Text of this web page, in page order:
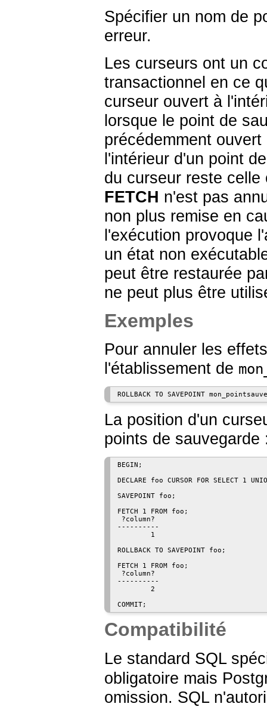
Spécifier un nom de
erreur.
Les curseurs ont un
transactionnel en ce
curseur ouvert à
lorsque le point de
précédemment
l'intérieur d'un point
du curseur reste
FETCH n'est pas
non plus remise en
l'exécution provoque
un état non
peut être restaurée
ne peut plus être
Exemples
Pour annuler les
l'établissement de
La position d'un
points de sauvegarde
BEGIN;
DECLARE foo CURSOR FOR SELECT 1
SAVEPOINT foo;
FETCH 1 FROM foo;
?column?
----------
        1
ROLLBACK TO SAVEPOINT foo;
FETCH 1 FROM foo;
?column?
----------
        2
Compatibilité
Le standard SQL
obligatoire mais
omission. SQL